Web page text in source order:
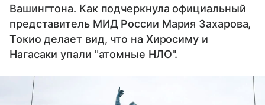
Вашингтона. Как подчеркнула официальный
представитель МИД России Мария Захарова,
Токио делает вид, что на Хиросиму и
Нагасаки упали "атомные НЛО".